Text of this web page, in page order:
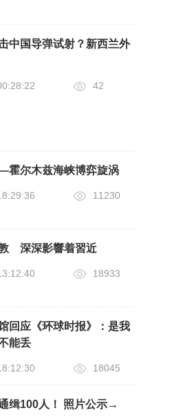
中国导弹试射？新西兰外
42
霍尔木兹海峡博弈旋涡
11230
深深影響着習近
18933
回应《环球时报》：是我
能丢
18045
缉100人！ 照片公示→